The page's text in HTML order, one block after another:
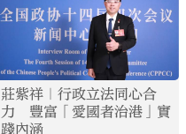
莊紫祥｜行政立法同心合
力 豐富「愛國者治港」實
踐內涵